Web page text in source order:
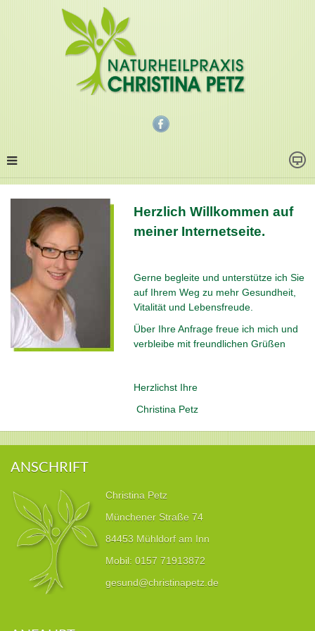
Herzlich Willkommen auf
meiner Internetseite.
Gerne begleite und unterstütze ich Sie
auf Ihrem Weg zu mehr Gesundheit,
Vitalität und Lebensfreude.
Über Ihre Anfrage freue ich mich und
verbleibe mit freundlichen Grüßen
Herzlichst Ihre
Christina Petz
ANSCHRIFT
Christina Petz
Münchener Straße 74
84453 Mühldorf am Inn
Mobil: 0157 71913872
gesund@christinapetz.de